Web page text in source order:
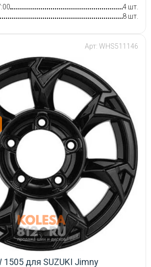
4 шт.
8 шт.
Арт: WHS511146
1505 для SUZUKI Jimny